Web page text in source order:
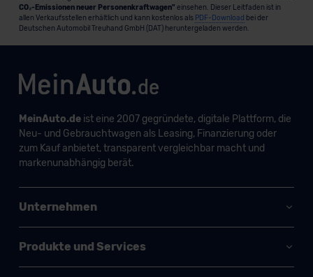
CO₂-Emissionen neuer Personenkraftwagen" einsehen. Dieser Leitfaden ist in
allen Verkaufsstellen erhältlich und kann kostenlos als PDF-Download bei der
Deutschen Automobil Treuhand GmbH (DAT) heruntergeladen werden.
MeinAuto.deist eine 2007 gegründete, digitale Plattform, die
Neu- und Gebrauchtwagen als Leasing, Finanzierung oder
zum Kauf anbietet, transparent vergleichbar macht und
markenunabhängig berät.
Unternehmen
Produkte und Services